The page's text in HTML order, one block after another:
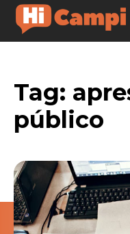
Tag:
público